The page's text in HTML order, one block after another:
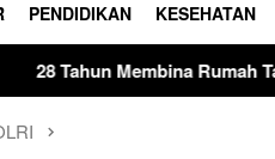
PENDIDIKAN KESEHATAN
Rumah Tangga, Seorang